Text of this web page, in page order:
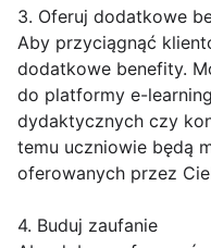
3. Oferuj dodatkowe
Aby przyciągnąć
dodatkowe benefity.
do platformy e-
dydaktycznych czy
temu uczniowie będą
oferowanych przez
4. Buduj zaufanie